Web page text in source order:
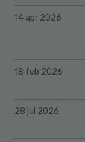
14 apr 2026
18 feb 2026
28 jul 2026